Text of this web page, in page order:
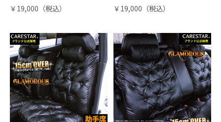
￥19,000（税込） ￥19,000（税込）